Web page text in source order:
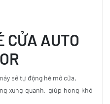
CỬA AUTO
sẽ tự động hé mở cửa,
xung quanh, giúp hong khô